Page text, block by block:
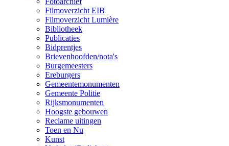
Filmoverzicht EIB
Filmoverzicht Lumière
Bibliotheek
Publicaties
Bidprentjes
Brievenhoofden/nota's
Burgemeesters
Ereburgers
Gemeentemonumenten
Gemeente Politie
Rijksmonumenten
Hoogste gebouwen
Reclame uitingen
Toen en Nu
Kunst